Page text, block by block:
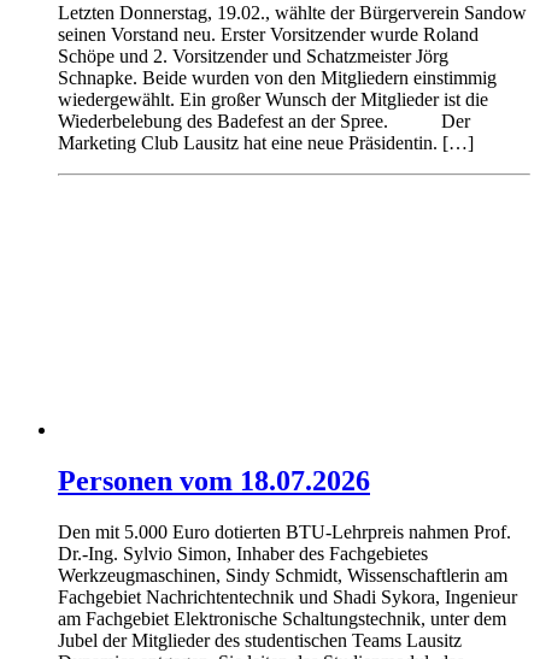
Letzten Donnerstag, 19.02., wählte der Bürgerverein Sandow
seinen Vorstand neu. Erster Vorsitzender wurde Roland
Schöpe und 2. Vorsitzender und Schatzmeister Jörg
Schnapke. Beide wurden von den Mitgliedern einstimmig
wiedergewählt. Ein großer Wunsch der Mitglieder ist die
Wiederbelebung des Badefest an der Spree. Der
Marketing Club Lausitz hat eine neue Präsidentin. […]
Personen vom 18.07.2026
Den mit 5.000 Euro dotierten BTU-Lehrpreis nahmen Prof.
Dr.-Ing. Sylvio Simon, Inhaber des Fachgebietes
Werkzeugmaschinen, Sindy Schmidt, Wissenschaftlerin am
Fachgebiet Nachrichtentechnik und Shadi Sykora, Ingenieur
am Fachgebiet Elektronische Schaltungstechnik, unter dem
Jubel der Mitglieder des studentischen Teams Lausitz